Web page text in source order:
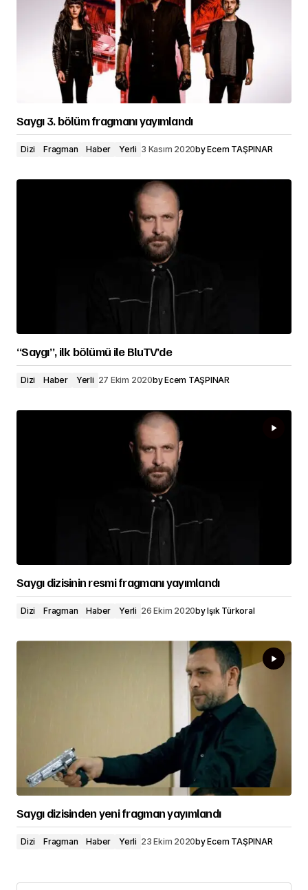
Saygı 3. bölüm fragmanı yayımlandı
Dizi Fragman Haber Yerli 3 Kasım 2020byEcem TAŞPINAR
“Saygı”, ilk bölümü ile BluTV’de
Dizi Haber Yerli 27 Ekim 2020byEcem TAŞPINAR
Saygı dizisinin resmi fragmanı yayımlandı
Dizi Fragman Haber Yerli 26 Ekim 2020byIşık Türkoral
Saygı dizisinden yeni fragman yayımlandı
Dizi Fragman Haber Yerli 23 Ekim 2020byEcem TAŞPINAR